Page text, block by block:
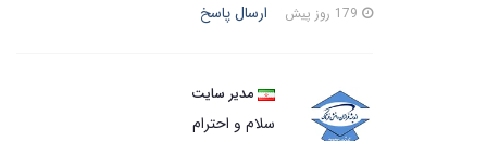
ارسال پاسخ
مدیر سایت
سلام و احترام